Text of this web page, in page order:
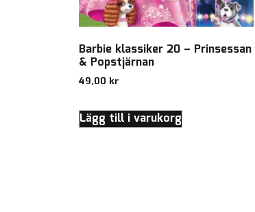
Barbie klassiker 20 – Prinsessan
& Popstjärnan
49,00 kr
Lägg till i varukorg